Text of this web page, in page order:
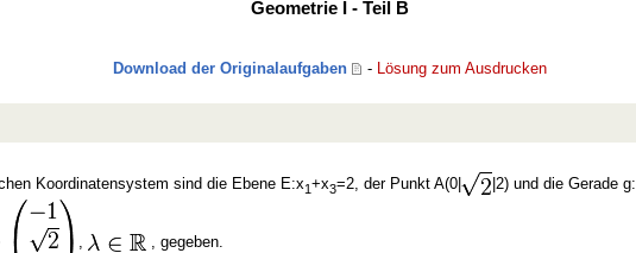
Geometrie I - Teil B
Download der Originalaufgaben - Lösung zum Ausdrucken
Koordinatensystem sind die Ebene E:x1+x3=2, der Punkt A(0| |2) und die Gerade g:
, , gegeben.